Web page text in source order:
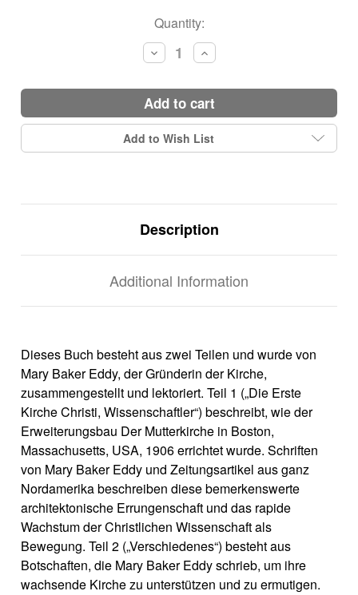
Quantity:
Decrease
Quantity:
Increase
Quantity:
add to cart
Add to Wish List
Description
Additional Information
Dieses Buch besteht aus zwei Teilen und wurde von
Mary Baker Eddy, der Gründerin der Kirche,
zusammengestellt und lektoriert. Teil 1 („Die Erste
Kirche Christi, Wissenschaftler“) beschreibt, wie der
Erweiterungsbau Der Mutterkirche in Boston,
Massachusetts, USA, 1906 errichtet wurde. Schriften
von Mary Baker Eddy und Zeitungsartikel aus ganz
Nordamerika beschreiben diese bemerkenswerte
architektonische Errungenschaft und das rapide
Wachstum der Christlichen Wissenschaft als
Bewegung. Teil 2 („Verschiedenes“) besteht aus
Botschaften, die Mary Baker Eddy schrieb, um ihre
wachsende Kirche zu unterstützen und zu ermutigen.